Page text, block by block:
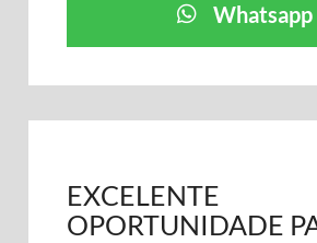
Whatsapp
EXCELENTE
OPORTUNIDADE